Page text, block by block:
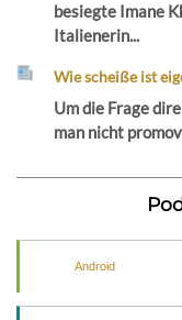
besiegte Imane
Italienerin...
Wie scheiße ist
Um die Frage
man nicht
Android